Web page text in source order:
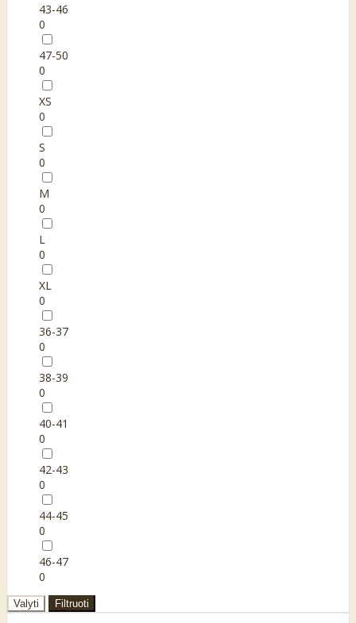
43-46
0
47-50
0
XS
0
S
0
M
0
L
0
XL
0
36-37
0
38-39
0
40-41
0
42-43
0
44-45
0
46-47
0
Valyti Filtruoti